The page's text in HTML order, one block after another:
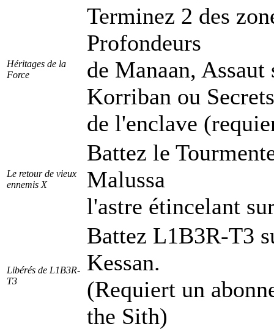
Héritages de la
Force
Terminez 2 des
Profondeurs
de Manaan,
Korriban ou Secrets
de l'enclave
Le retour de vieux
ennemis X
Battez le
Malussa
l'astre étincelant
Libérés de L1B3R-
T3
Battez L1B3R-T3
Kessan.
(Requiert un
the Sith)